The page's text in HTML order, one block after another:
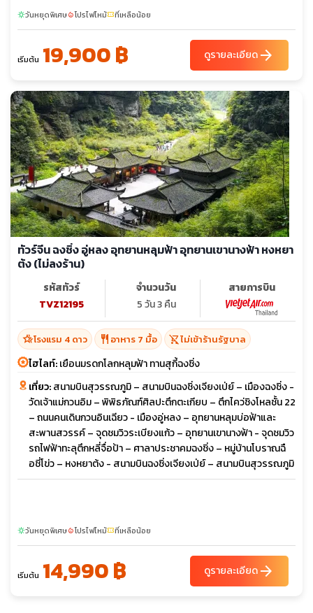
sunnyวันหยุดพิเศษlocal_fire_departmentโปรไฟไหม้confirmation_numberที่เหลือน้อย
เริ่มต้น 19,900 ฿ ดูรายละเอียดarrow_forward
ทัวร์จีน ฉงชิ่ง อู่หลง อุทยานหลุมฟ้า อุทยานเขานางฟ้า หงหยา
ต้ง (ไม่ลงร้าน)
รหัสทัวร์
TVZ12195
จำนวนวัน
5 วัน 3 คืน
สายการบิน
hotel_classโรงแรม 4 ดาว restaurant อาหาร 7 มื้อ shopping_cart_offไม่เข้าร้านรัฐบาล
ไฮไลท์:เยือนมรดกโลกหลุมฟ้า ทานสุกี้ฉงชิ่ง
เที่ยว:สนามบินสุวรรณภูมิ – สนามบินฉงชิ่งเจียงเป่ย์ – เมืองฉงชิ่ง -
วัดเจ้าแม่กวนอิม – พิพิธภัณฑ์ศิลปะตึกตะเกียบ – ตึกไคว่ชิงโหลชั้น 22
– ถนนคนเดินกวนอินเฉียว - เมืองอู่หลง – อุทยานหลุมบ่อฟ้าและ
สะพานสวรรค์ – จุดชมวิวระเบียงแก้ว – อุทยานเขานางฟ้า - จุดชมวิว
รถไฟฟ้าทะลุตึกหลี่จื่อป้า – ศาลาประชาคมฉงชิ่ง – หมู่บ้านโบราณฉื
อชี่โข่ว – หงหยาต้ง - สนามบินฉงชิ่งเจียงเป่ย์ – สนามบินสุวรรณภูมิ
sunnyวันหยุดพิเศษlocal_fire_departmentโปรไฟไหม้confirmation_numberที่เหลือน้อย
เริ่มต้น 14,990 ฿ ดูรายละเอียดarrow_forward